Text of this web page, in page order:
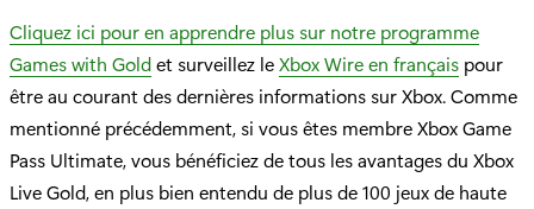
Cliquez ici pour en apprendre plus sur notre programme
Games with Goldet surveillez leXbox Wire en français pour
être au courant des dernières informations sur Xbox. Comme
mentionné précédemment, si vous êtes membre Xbox Game
Pass Ultimate, vous bénéficiez de tous les avantages du Xbox
Live Gold, en plus bien entendu de plus de 100 jeux de haute